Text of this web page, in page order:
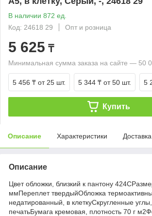
В наличии 872 ед.
Код: 24618 29
Опт и розница
5 625 ₸
Минимальная сумма заказа на сайте — 50
5 456 ₸ от 25 шт. 5 344 ₸ от 50 шт. 5
Купить
Описание Характеристики Доставка
Описание
Цвет обложки, близкий к пантону
ммПереплет твердыйОбложка
недатированный, в клеткуСкругленные
печатьБумага кремовая, плотность 70 г